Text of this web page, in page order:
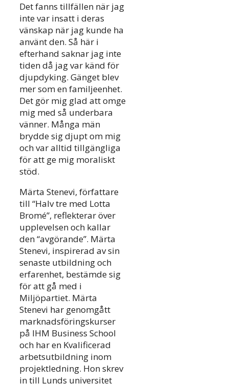
Det fanns tillfällen när jag
inte var insatt i deras
vänskap när jag kunde ha
använt den. Så här i
efterhand saknar jag inte
tiden då jag var känd för
djupdyking. Gänget blev
mer som en familjeenhet.
Det gör mig glad att omge
mig med så underbara
vänner. Många män
brydde sig djupt om mig
och var alltid tillgängliga
för att ge mig moraliskt
stöd.
Märta Stenevi, författare
till “Halv tre med Lotta
Bromé”, reflekterar över
upplevelsen och kallar
den “avgörande”. Märta
Stenevi, inspirerad av sin
senaste utbildning och
erfarenhet, bestämde sig
för att gå med i
Miljöpartiet. Märta
Stenevi har genomgått
marknadsföringskurser
på IHM Business School
och har en Kvalificerad
arbetsutbildning inom
projektledning. Hon skrev
in till Lunds universitet